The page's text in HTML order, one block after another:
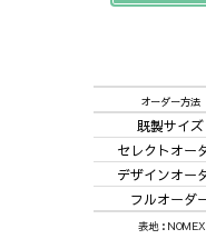
オーダー方法
既製サイズ
セレクトオー
デザインオー
フルオーダ
表地：